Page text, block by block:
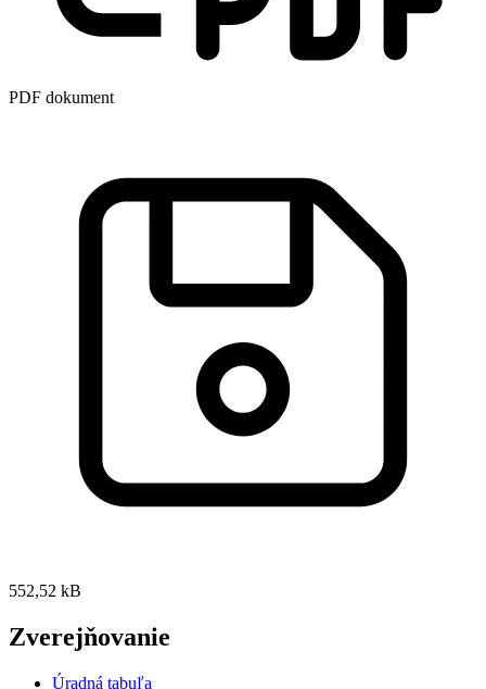
PDF dokument
552,52 kB
Zverejňovanie
Úradná tabuľa